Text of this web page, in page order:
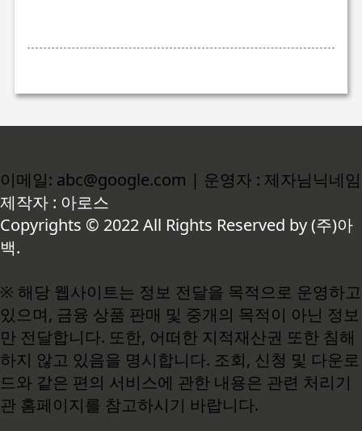
이메일: abc@google.com | 운영자 : 제자님닉네임
제작자 : 아로스
Copyrights © 2022 All Rights Reserved by (주)아
백.
※ 해당 웹사이트는 정보 전달을 목적으로 운영하고
있으며, 금융 상품 판매 및 중개의 목적이 아닌 정보
만 전달합니다. 또한, 어떠한 지적재산권 또한 침해
하지 않고 있음을 명시합니다. 조회, 신청 및 다운로
드와 같은 편의 서비스에 관한 내용은 관련 처리기
관 홈페이지를 참고하시기 바랍니다.